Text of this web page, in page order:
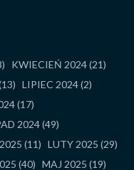
KWIECIEŃ 2024(21)
LIPIEC 2024(2)
(17)
2024(49)
(11) LUTY 2025 (29)
(40) MAJ 2025 (19)